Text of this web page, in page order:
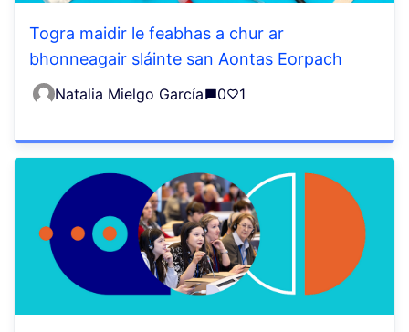
Togra maidir le feabhas a chur ar
bhonneagair sláinte san Aontas Eorpach
Natalia Mielgo García 0 1